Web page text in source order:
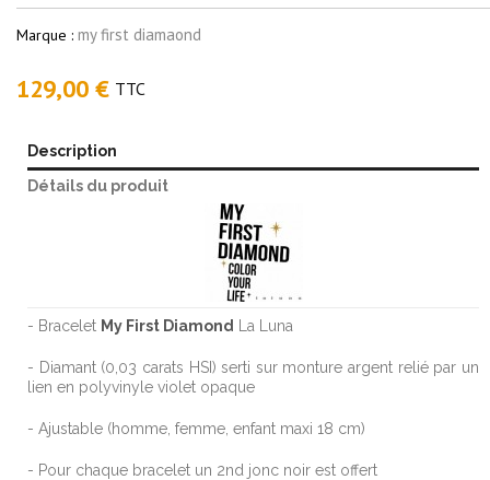
Marque : my first diamaond
129,00 € TTC
Description
Détails du produit
- Bracelet My First Diamond La Luna
- Diamant (0,03 carats HSI) serti sur monture argent relié par un
lien en polyvinyle violet opaque
- Ajustable (homme, femme, enfant maxi 18 cm)
- Pour chaque bracelet un 2nd jonc noir est offert